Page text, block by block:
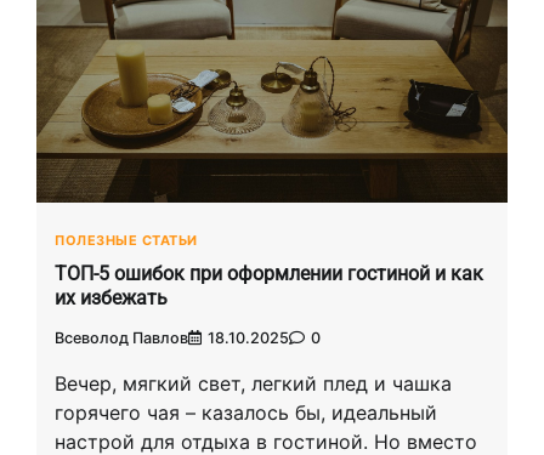
ПОЛЕЗНЫЕ СТАТЬИ
ТОП-5 ошибок при оформлении гостиной и как
их избежать
Всеволод Павлов 18.10.2025 0
Вечер, мягкий свет, легкий плед и чашка
горячего чая – казалось бы, идеальный
настрой для отдыха в гостиной. Но вместо